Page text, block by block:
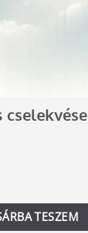
cselekvése
mennyiség
TESZEM